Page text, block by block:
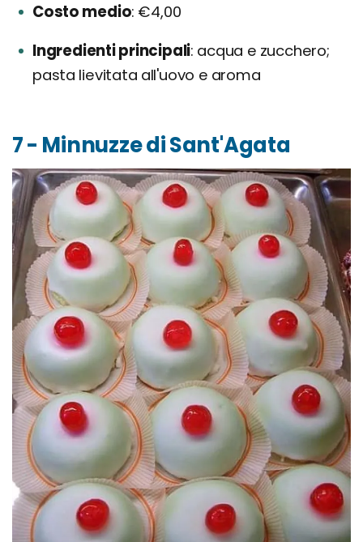
Costo medio €4,00
Ingredienti principali acqua e zucchero;
pasta lievitata all'uovo e aroma
7 - Minnuzze di Sant'Agata